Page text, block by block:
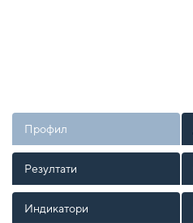
Профил
Резултати
Индикатори